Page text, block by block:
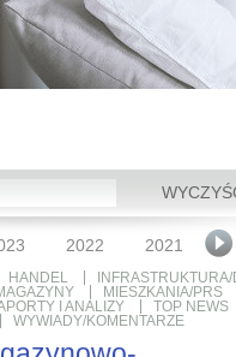
2022 2021
HANDEL
MIESZKANIA/PRS
I ANALIZY
TOP NEWS
WYWIADY/KOMENTARZE